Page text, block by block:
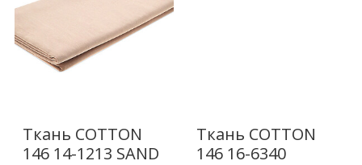
Ткань COTTON
146 14-1213 SAND
Ткань COTTON
146 16-6340